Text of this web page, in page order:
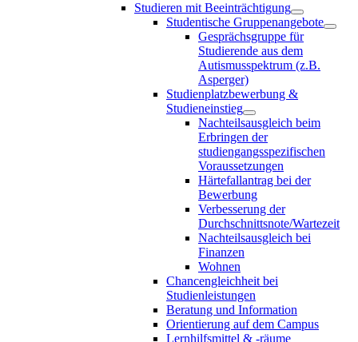
Studieren mit Beeinträchtigung
Studentische Gruppenangebote
Gesprächsgruppe für
Studierende aus dem
Autismusspektrum (z.B.
Asperger)
Studienplatzbewerbung &
Studieneinstieg
Nachteilsausgleich beim
Erbringen der
studiengangsspezifischen
Voraussetzungen
Härtefallantrag bei der
Bewerbung
Verbesserung der
Durchschnittsnote/Wartezeit
Nachteilsausgleich bei
Finanzen
Wohnen
Chancengleichheit bei
Studienleistungen
Beratung und Information
Orientierung auf dem Campus
Lernhilfsmittel & -räume